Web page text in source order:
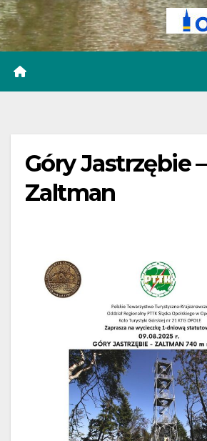
Góry Jastrzębie –
Zaltman